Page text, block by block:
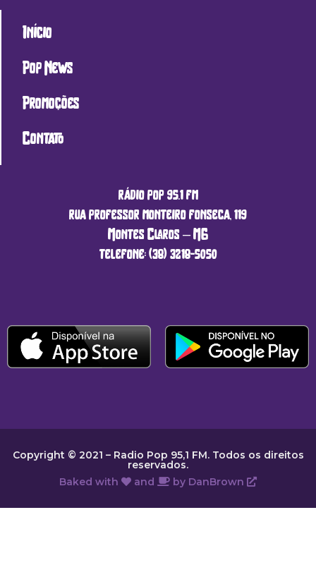
Início
Pop News
Promoções
Contato
rádio pop 95.1 fm
rua professor monteiro fonseca, 119
Montes Claros – MG
telefone: (38) 3218-5050
Copyright © 2021 – Radio Pop 95,1 FM. Todos os direitos
reservados.
Baked with
and by DanBrown